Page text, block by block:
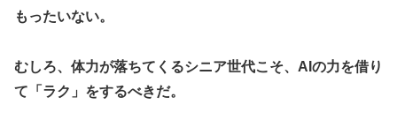
もったいない。
むしろ、体力が落ちてくるシニア世代こそ、AIの力を借り
て「ラク」をするべきだ。